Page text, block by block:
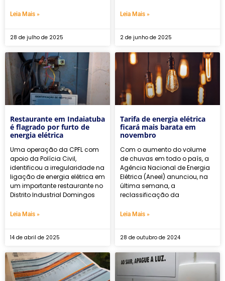
Leia Mais »
28 de julho de 2025
Leia Mais »
2 de junho de 2025
Restaurante em Indaiatuba
é flagrado por furto de
energia elétrica
Uma operação da CPFL com
apoio da Polícia Civil,
identificou a irregularidade na
ligação de energia elétrica em
um importante restaurante no
Distrito Industrial Domingos
Leia Mais »
14 de abril de 2025
Tarifa de energia elétrica
ficará mais barata em
novembro
Com o aumento do volume
de chuvas em todo o país, a
Agência Nacional de Energia
Elétrica (Aneel) anunciou, na
última semana, a
reclassificação da
Leia Mais »
28 de outubro de 2024